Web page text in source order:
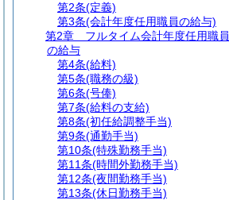
第2条(定義)
第3条(会計年度任用職員の給与)
第2章
フルタイム会計年度任用職員
の給与
第4条(給料)
第5条(職務の級)
第6条(号俸)
第7条(給料の支給)
第8条(初任給調整手当)
第9条(通勤手当)
第10条(特殊勤務手当)
第11条(時間外勤務手当)
第12条(夜間勤務手当)
第13条(休日勤務手当)